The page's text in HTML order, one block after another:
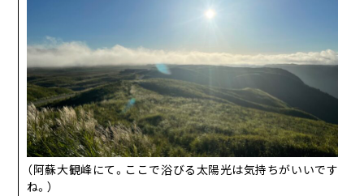
（阿蘇大観峰にて。ここで浴びる太陽光は気持ちがいいです
ね。）